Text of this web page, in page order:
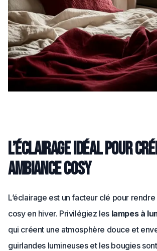
L’éclairage idéal pour
ambiance cosy
L’éclairage est un facteur clé pour
cosy en hiver. Privilégiez les lampes à
qui créent une atmosphère douce et
guirlandes lumineuses et les bougies